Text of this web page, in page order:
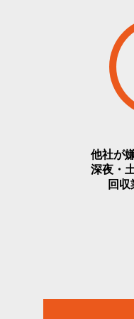
他社が
深夜・
回